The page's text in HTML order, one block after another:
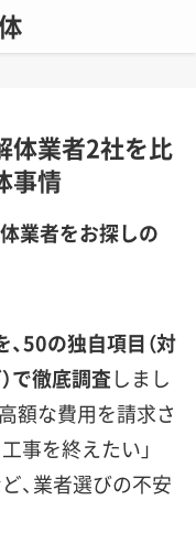
体業者2社を比
事情
業者をお探しの
50の独自項目（対
で徹底調査しまし
額な費用を請求さ
事を終えたい」
、業者選びの不安